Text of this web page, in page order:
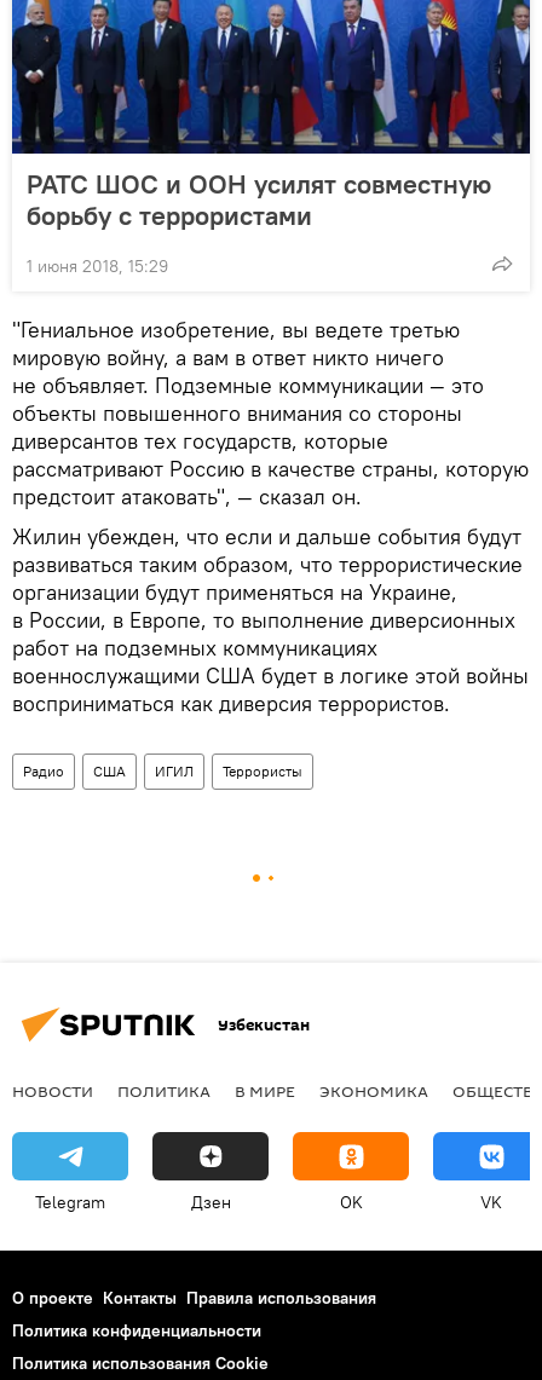
РАТС ШОС и ООН усилят совместную
борьбу с террористами
1 июня 2018, 15:29
"Гениальное изобретение, вы ведете третью
мировую войну, а вам в ответ никто ничего
не объявляет. Подземные коммуникации — это
объекты повышенного внимания со стороны
диверсантов тех государств, которые
рассматривают Россию в качестве страны, которую
предстоит атаковать", — сказал он.
Жилин убежден, что если и дальше события будут
развиваться таким образом, что террористические
организации будут применяться на Украине,
в России, в Европе, то выполнение диверсионных
работ на подземных коммуникациях
военнослужащими США будет в логике этой войны
восприниматься как диверсия террористов.
Радио США ИГИЛ Террористы
Узбекистан
НОВОСТИ ПОЛИТИКА В МИРЕ ЭКОНОМИКА
Telegram Дзен OK VK
О проекте Контакты Правила использования
Политика конфиденциальности
Политика использования Cookie